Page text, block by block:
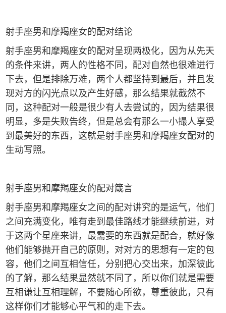
射手座男和摩羯座女的配对结论
射手座男和摩羯座女的配对呈现两极化，因为从先天
的条件来讲，两人的性格不同，配对自然也很难进行
下去，但是排除万难，两个人都坚持到最后，并且发
现对方的闪光点以及产生好感，那么结果就截然不
同，这种配对一般是很少有人去尝试的，因为结果很
明显，多是失败告终，但是总会有那么一小撮人享受
到最美好的东西，这就是射手座男和摩羯座女配对的
生动写照。
射手座男和摩羯座女的配对箴言
射手座男和摩羯座女之间的配对讲究的是运气，他们
之间充满变化，唯有走到最佳路线才能继续前进，对
于这两个星座来讲，最需要的东西就是配合，就好像
他们能够抛开自己的原则，对对方的思想有一定的包
容，他们之间互相信任，分别把心交出来，加深彼此
的了解，那么结果显然就不同了，所以你们就是需要
互相谦让互相理解，不要随心所欲，尊重彼此，只有
这样你们才能够心平气和的走下去。